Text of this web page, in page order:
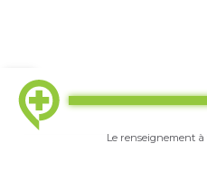
TOP Essayer GI
Le renseignement